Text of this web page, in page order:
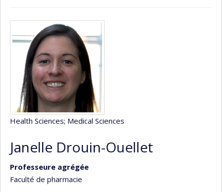
Health Sciences; Medical Sciences
Janelle Drouin-Ouellet
Professeure agrégée
Faculté de pharmacie